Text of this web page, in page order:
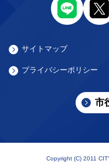
サイトマップ
プライバシーポリシー
市
Copyright (C) 2011